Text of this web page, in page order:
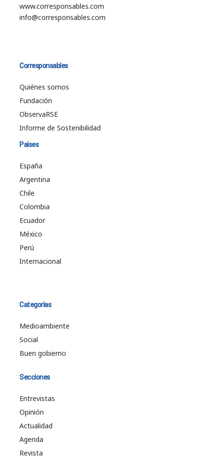
www.corresponsables.com
info@corresponsables.com
Corresponsables
Quiénes somos
Fundación
ObservaRSE
Informe de Sostenibilidad
Países
España
Argentina
Chile
Colombia
Ecuador
México
Perú
Internacional
Categorías
Medioambiente
Social
Buen gobierno
Secciones
Entrevistas
Opinión
Actualidad
Agenda
Revista